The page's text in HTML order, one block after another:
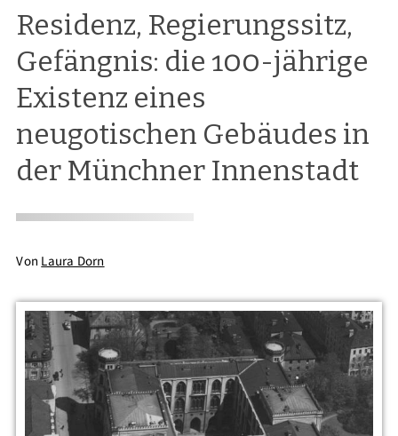
Residenz, Regierungssitz,
Gefängnis: die 100-jährige
Existenz eines
neugotischen Gebäudes in
der Münchner Innenstadt
Von Laura Dorn